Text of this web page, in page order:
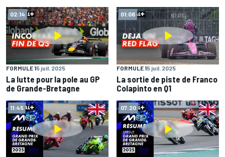
02:14
FORMULE 15 juil. 2025
La lutte pour la pole au GP
de Grande-Bretagne
01:06
FORMULE 15 juil. 2025
La sortie de piste de Franco
Colapinto en Q1
11:45 07:20